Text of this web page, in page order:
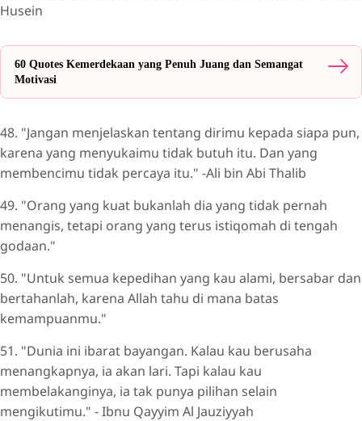
Husein
60 Quotes Kemerdekaan yang Penuh Juang dan Semangat
Motivasi
48. "Jangan menjelaskan tentang dirimu kepada siapa pun,
karena yang menyukaimu tidak butuh itu. Dan yang
membencimu tidak percaya itu." -Ali bin Abi Thalib
49. "Orang yang kuat bukanlah dia yang tidak pernah
menangis, tetapi orang yang terus istiqomah di tengah
godaan."
50. "Untuk semua kepedihan yang kau alami, bersabar dan
bertahanlah, karena Allah tahu di mana batas
kemampuanmu."
51. "Dunia ini ibarat bayangan. Kalau kau berusaha
menangkapnya, ia akan lari. Tapi kalau kau
membelakanginya, ia tak punya pilihan selain
mengikutimu." - Ibnu Qayyim Al Jauziyyah